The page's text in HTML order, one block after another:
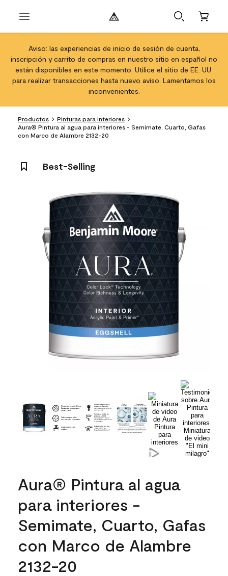
Aviso: las experiencias de inicio de sesión de cuenta,
inscripción y carrito de compras en nuestro sitio en español no
están disponibles en este momento. Utilice el sitio de EE. UU.
para realizar transacciones hasta nuevo aviso. Lamentamos los
inconvenientes.
Productos
Pinturas para interiores
Aura® Pintura al agua para interiores - Semimate, Cuarto, Gafas
con Marco de Alambre 2132-20
Best-Selling
Aura® Pintura al agua
para interiores -
Semimate, Cuarto, Gafas
con Marco de Alambre
2132-20